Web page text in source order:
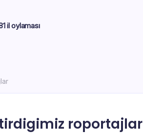
il oylaması
roportajlar